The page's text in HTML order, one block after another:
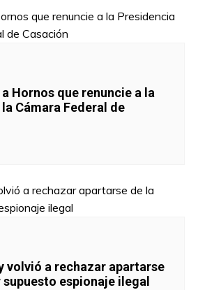
Hornos que renuncie a la
Cámara Federal de
volvió a rechazar apartarse
espionaje ilegal